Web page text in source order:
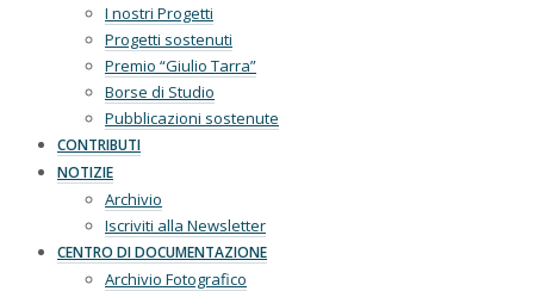
I nostri Progetti
Progetti sostenuti
Premio “Giulio Tarra”
Borse di Studio
Pubblicazioni sostenute
CONTRIBUTI
NOTIZIE
Archivio
Iscriviti alla Newsletter
CENTRO DI DOCUMENTAZIONE
Archivio Fotografico